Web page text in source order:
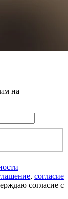
на
, согласие
согласие с